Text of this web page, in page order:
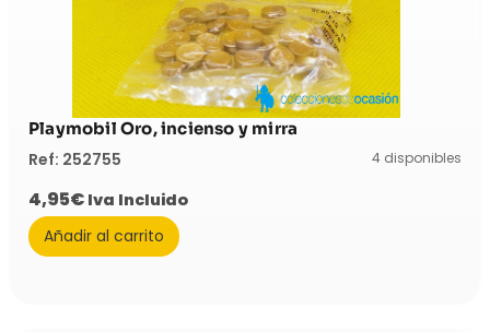
Playmobil Oro, incienso y mirra
Ref: 252755 4 disponibles
4,95€ Iva Incluido
Añadir al carrito